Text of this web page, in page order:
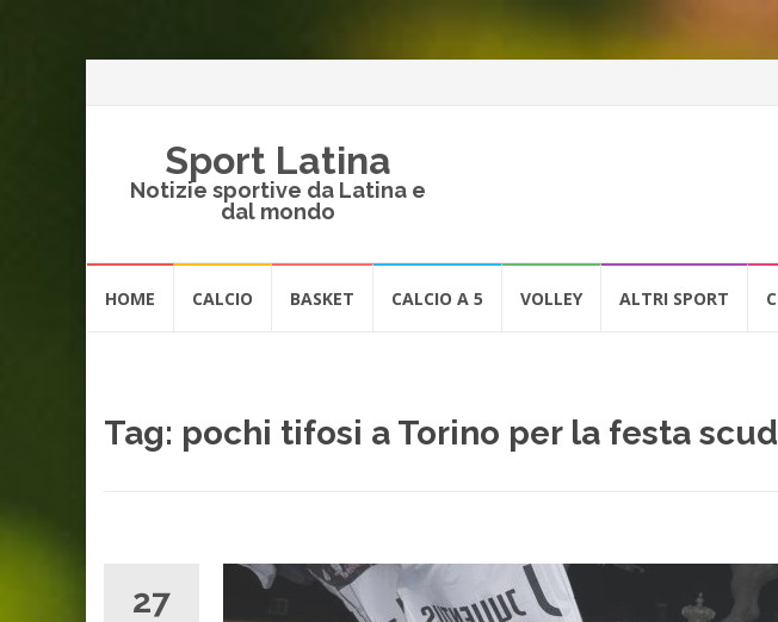
Sport Latina
Notizie sportive da Latina e
dal mondo
HOME CALCIO BASKET CALCIO A 5 VOLLEY ALTRI SPORT
Tag: pochi tifosi a Torino per la festa
27